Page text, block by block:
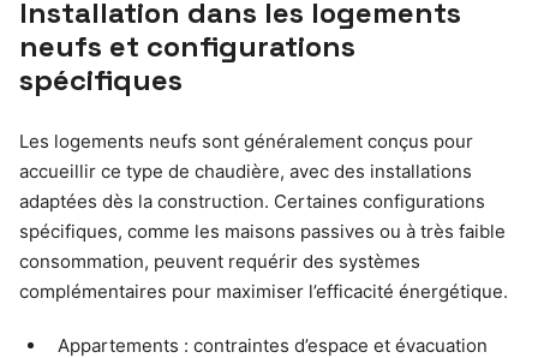
Installation dans les logements
neufs et configurations
spécifiques
Les logements neufs sont généralement conçus pour
accueillir ce type de chaudière, avec des installations
adaptées dès la construction. Certaines configurations
spécifiques, comme les maisons passives ou à très faible
consommation, peuvent requérir des systèmes
complémentaires pour maximiser l’efficacité énergétique.
Appartements : contraintes d’espace et évacuation